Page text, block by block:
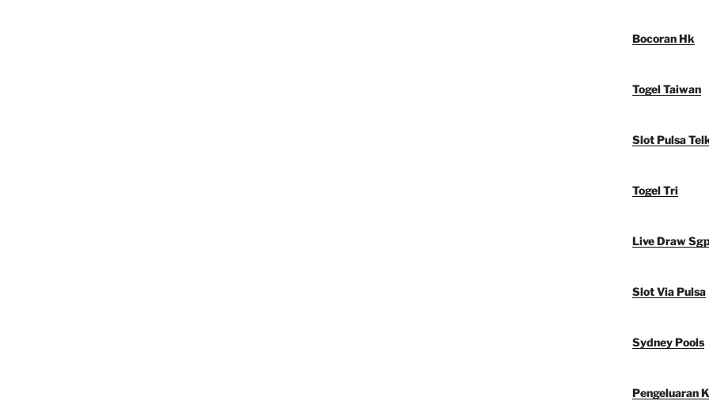
Bocoran Hk
Togel Taiwan
Slot Pulsa
Togel Tri
Live Draw
Slot Via Pulsa
Sydney Pools
Pengeluaran